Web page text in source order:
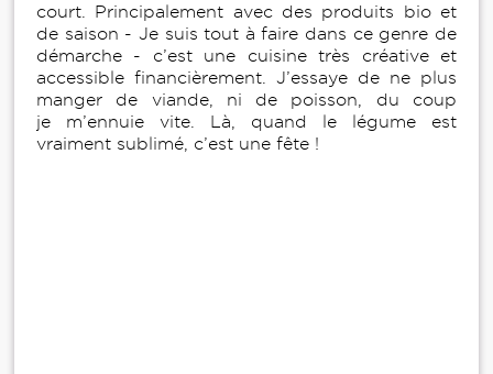
court. Principalement avec des produits bio et
de saison - Je suis tout à faire dans ce genre de
démarche - c’est une cuisine très créative et
accessible financièrement. J’essaye de ne plus
manger de viande, ni de poisson, du coup
je m’ennuie vite. Là, quand le légume est
vraiment sublimé, c’est une fête !